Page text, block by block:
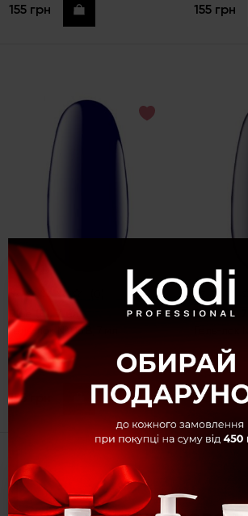
155 грн Купить 155 грн
Blue (B), 7 мл
Гель-лак № 05 B, 7 мл
155 грн Купить
Blue (B), 7
155 грн